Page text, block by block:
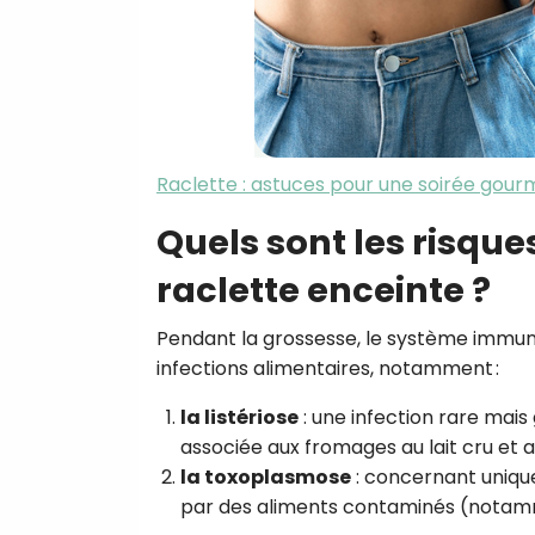
Raclette : astuces pour une soirée
Quels sont les
raclette enceinte ?
Pendant la grossesse, le système
infections alimentaires, notamment :
la listériose: une infection rare
associée aux fromages au lait cru et
la toxoplasmose: concernant
par des aliments contaminés